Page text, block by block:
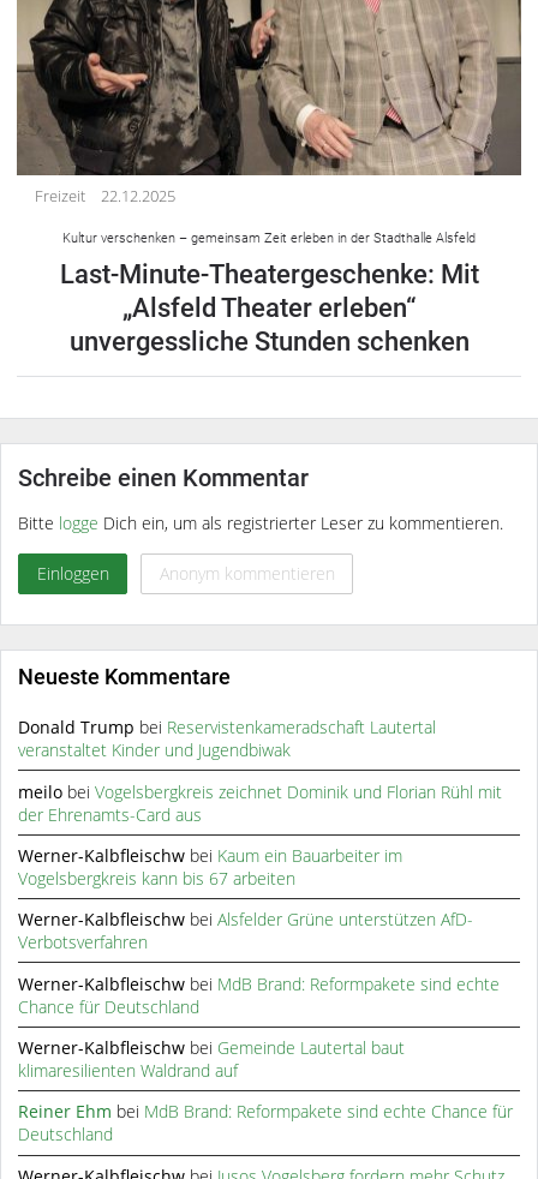
Freizeit 22.12.2025
Kultur verschenken – gemeinsam Zeit erleben in der Stadthalle Alsfeld
Last-Minute-Theatergeschenke: Mit
„Alsfeld Theater erleben“
unvergessliche Stunden schenken
Schreibe einen Kommentar
Bitte logge Dich ein, um als registrierter Leser zu kommentieren.
Einloggen Anonym kommentieren
Neueste Kommentare
Donald Trump bei Reservistenkameradschaft Lautertal
veranstaltet Kinder und Jugendbiwak
meilo beiVogelsbergkreis zeichnet Dominik und Florian Rühl mit
der Ehrenamts-Card aus
Werner-Kalbfleischw bei Kaum ein Bauarbeiter im
Vogelsbergkreis kann bis 67 arbeiten
Werner-Kalbfleischw beiAlsfelder Grüne unterstützen AfD-
Verbotsverfahren
Werner-Kalbfleischw bei MdB Brand: Reformpakete sind echte
Chance für Deutschland
Werner-Kalbfleischw bei Gemeinde Lautertal baut
klimaresilienten Waldrand auf
Reiner Ehm bei MdB Brand: Reformpakete sind echte Chance für
Deutschland